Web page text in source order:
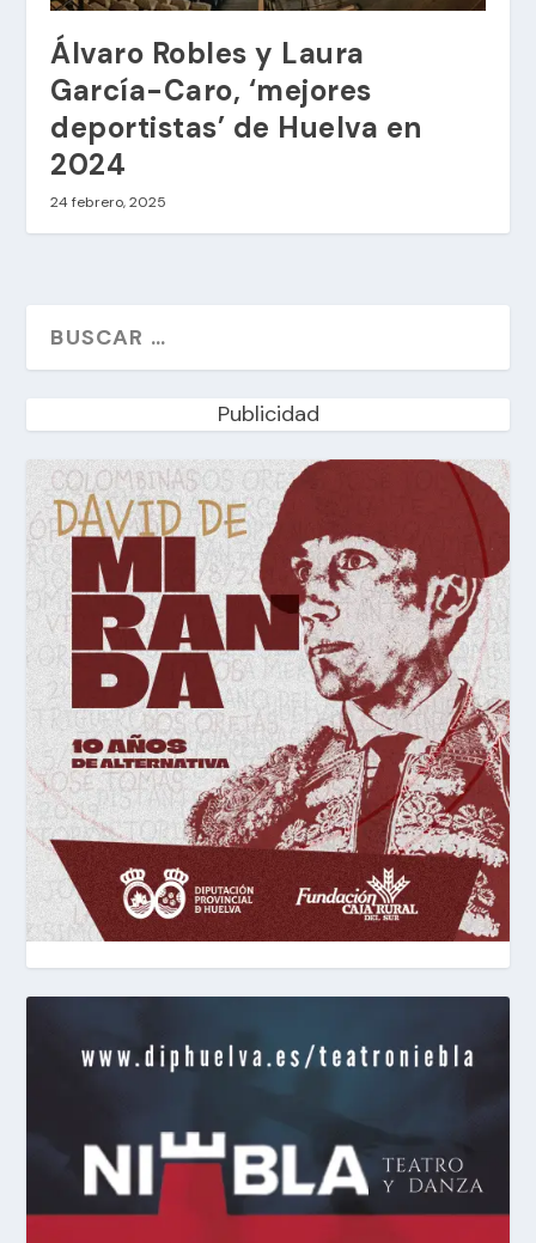
Álvaro Robles y Laura
García-Caro, ‘mejores
deportistas’ de Huelva en
2024
24 febrero, 2025
Publicidad